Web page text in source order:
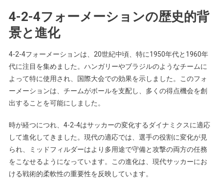
4-2-4フォーメーションの歴史的背
景と進化
4-2-4フォーメーションは、20世紀中頃、特に1950年代と1960年
代に注目を集めました。ハンガリーやブラジルのようなチームに
よって特に使用され、国際大会での効果を示しました。このフォ
ーメーションは、チームがボールを支配し、多くの得点機会を創
出することを可能にしました。
時が経つにつれ、4-2-4はサッカーの変化するダイナミクスに適応
して進化してきました。現代の適応では、選手の役割に変化が見
られ、ミッドフィルダーはより多用途で守備と攻撃の両方の任務
をこなせるようになっています。この進化は、現代サッカーにお
ける戦術的柔軟性の重要性を反映しています。